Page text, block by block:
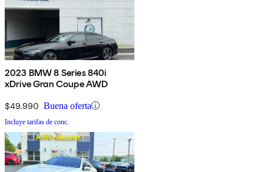
2023 BMW 8 Series 840i
xDrive Gran Coupe AWD
$49,990 Buena oferta
Incluye tarifas de conc.